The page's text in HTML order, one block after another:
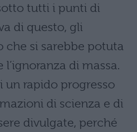
tutti i punti di
di questo, gli
che si sarebbe potuta
di massa.
un rapido progresso
di scienza e di
divulgate, perché